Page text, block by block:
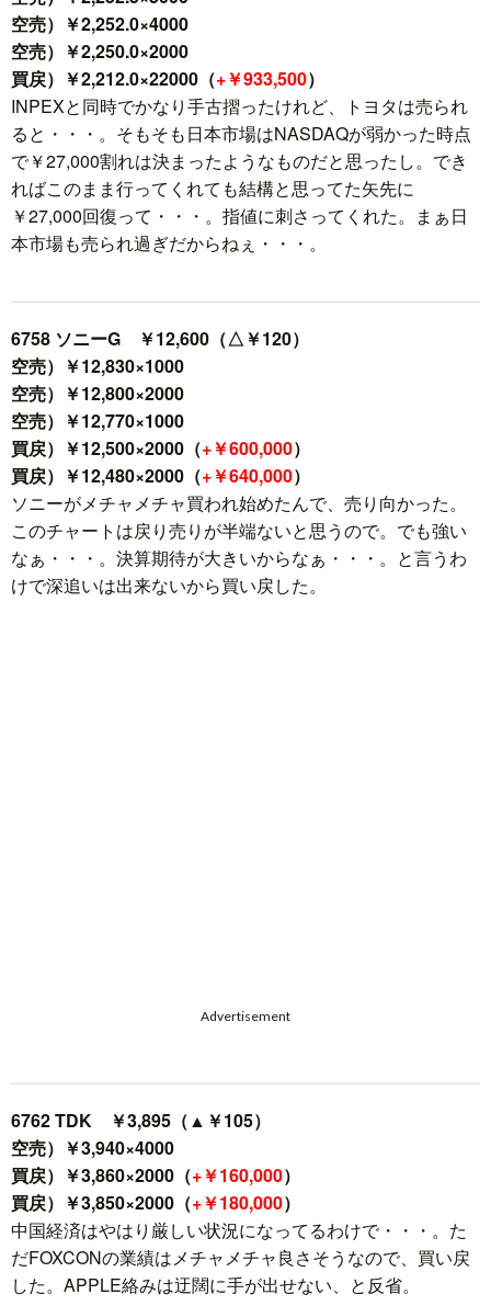
空売）￥2,252.0×4000
空売）￥2,250.0×2000
買戻）￥2,212.0×22000（+￥933,500）
INPEXと同時でかなり手古摺ったけれど、トヨタは売られ
ると・・・。そもそも日本市場はNASDAQが弱かった時点
で￥27,000割れは決まったようなものだと思ったし。でき
ればこのまま行ってくれても結構と思ってた矢先に
￥27,000回復って・・・。指値に刺さってくれた。まぁ日
本市場も売られ過ぎだからねぇ・・・。
6758 ソニーG ￥12,600（△￥120）
空売）￥12,830×1000
空売）￥12,800×2000
空売）￥12,770×1000
買戻）￥12,500×2000（+￥600,000）
買戻）￥12,480×2000（+￥640,000）
ソニーがメチャメチャ買われ始めたんで、売り向かった。
このチャートは戻り売りが半端ないと思うので。でも強い
なぁ・・・。決算期待が大きいからなぁ・・・。と言うわ
けで深追いは出来ないから買い戻した。
Advertisement
6762 TDK ￥3,895（▲￥105）
空売）￥3,940×4000
買戻）￥3,860×2000（+￥160,000）
買戻）￥3,850×2000（+￥180,000）
中国経済はやはり厳しい状況になってるわけで・・・。た
だFOXCONの業績はメチャメチャ良さそうなので、買い戻
した。APPLE絡みは迂闊に手が出せない、と反省。